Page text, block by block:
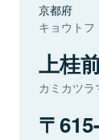
京都府
キョウトフ
上桂
カミカツラ